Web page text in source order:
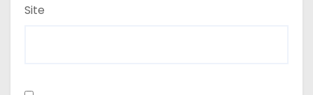
Site